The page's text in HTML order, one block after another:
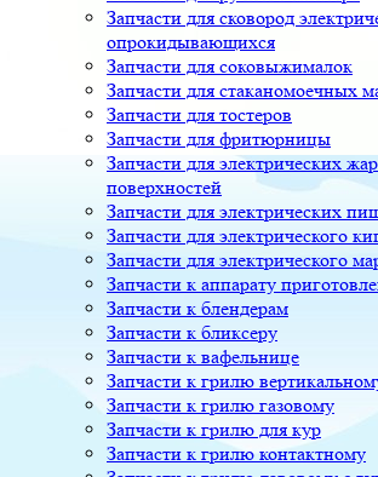
Запчасти для сковород
опрокидывающихся
Запчасти для соковыжималок
Запчасти для стаканомоечных
Запчасти для тостеров
Запчасти для фритюрницы
Запчасти для электрических
поверхностей
Запчасти для электрических
Запчасти для электрического
Запчасти для электрического
Запчасти к аппарату
Запчасти к блендерам
Запчасти к бликсеру
Запчасти к вафельнице
Запчасти к грилю
Запчасти к грилю газовому
Запчасти к грилю для кур
Запчасти к грилю контактному